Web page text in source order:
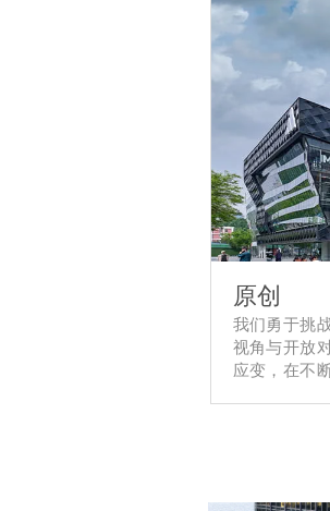
原创
我们勇于挑
视角与开放
应变，在不